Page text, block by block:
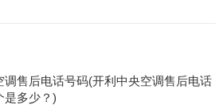
调售后电话号码(开利中央空调售后电话
是多少？)